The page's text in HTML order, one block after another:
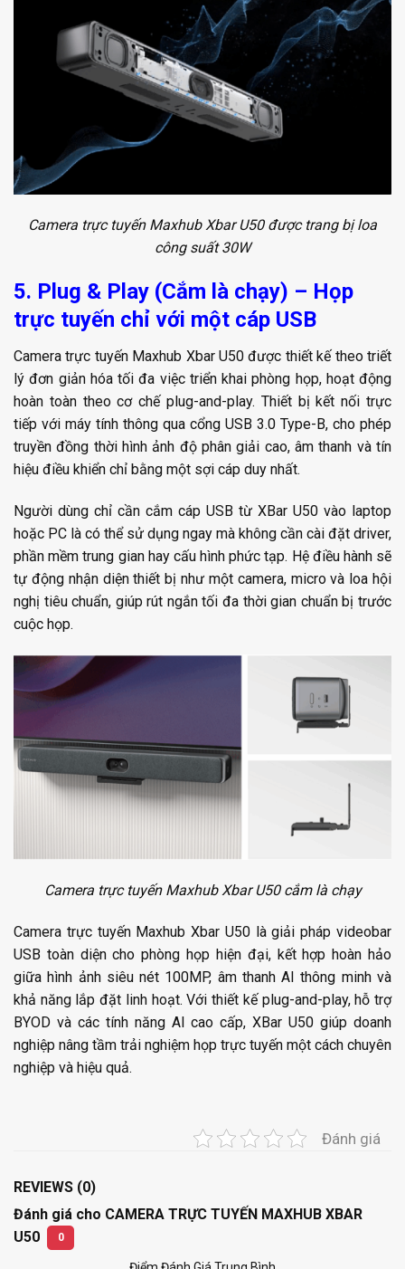
Camera trực tuyến Maxhub Xbar U50 được trang bị loa
công suất 30W
5. Plug & Play (Cắm là chạy) – Họp
trực tuyến chỉ với một cáp USB
Camera trực tuyến Maxhub Xbar U50 được thiết kế theo triết
lý đơn giản hóa tối đa việc triển khai phòng họp, hoạt động
hoàn toàn theo cơ chế plug-and-play. Thiết bị kết nối trực
tiếp với máy tính thông qua cổng USB 3.0 Type-B, cho phép
truyền đồng thời hình ảnh độ phân giải cao, âm thanh và tín
hiệu điều khiển chỉ bằng một sợi cáp duy nhất.
Người dùng chỉ cần cắm cáp USB từ XBar U50 vào laptop
hoặc PC là có thể sử dụng ngay mà không cần cài đặt driver,
phần mềm trung gian hay cấu hình phức tạp. Hệ điều hành sẽ
tự động nhận diện thiết bị như một camera, micro và loa hội
nghị tiêu chuẩn, giúp rút ngắn tối đa thời gian chuẩn bị trước
cuộc họp.
Camera trực tuyến Maxhub Xbar U50 cắm là chạy
Camera trực tuyến Maxhub Xbar U50 là giải pháp videobar
USB toàn diện cho phòng họp hiện đại, kết hợp hoàn hảo
giữa hình ảnh siêu nét 100MP, âm thanh AI thông minh và
khả năng lắp đặt linh hoạt. Với thiết kế plug-and-play, hỗ trợ
BYOD và các tính năng AI cao cấp, XBar U50 giúp doanh
nghiệp nâng tầm trải nghiệm họp trực tuyến một cách chuyên
nghiệp và hiệu quả.
Đánh giá
REVIEWS (0)
Đánh giá cho CAMERA TRỰC TUYẾN MAXHUB XBAR
U50
0